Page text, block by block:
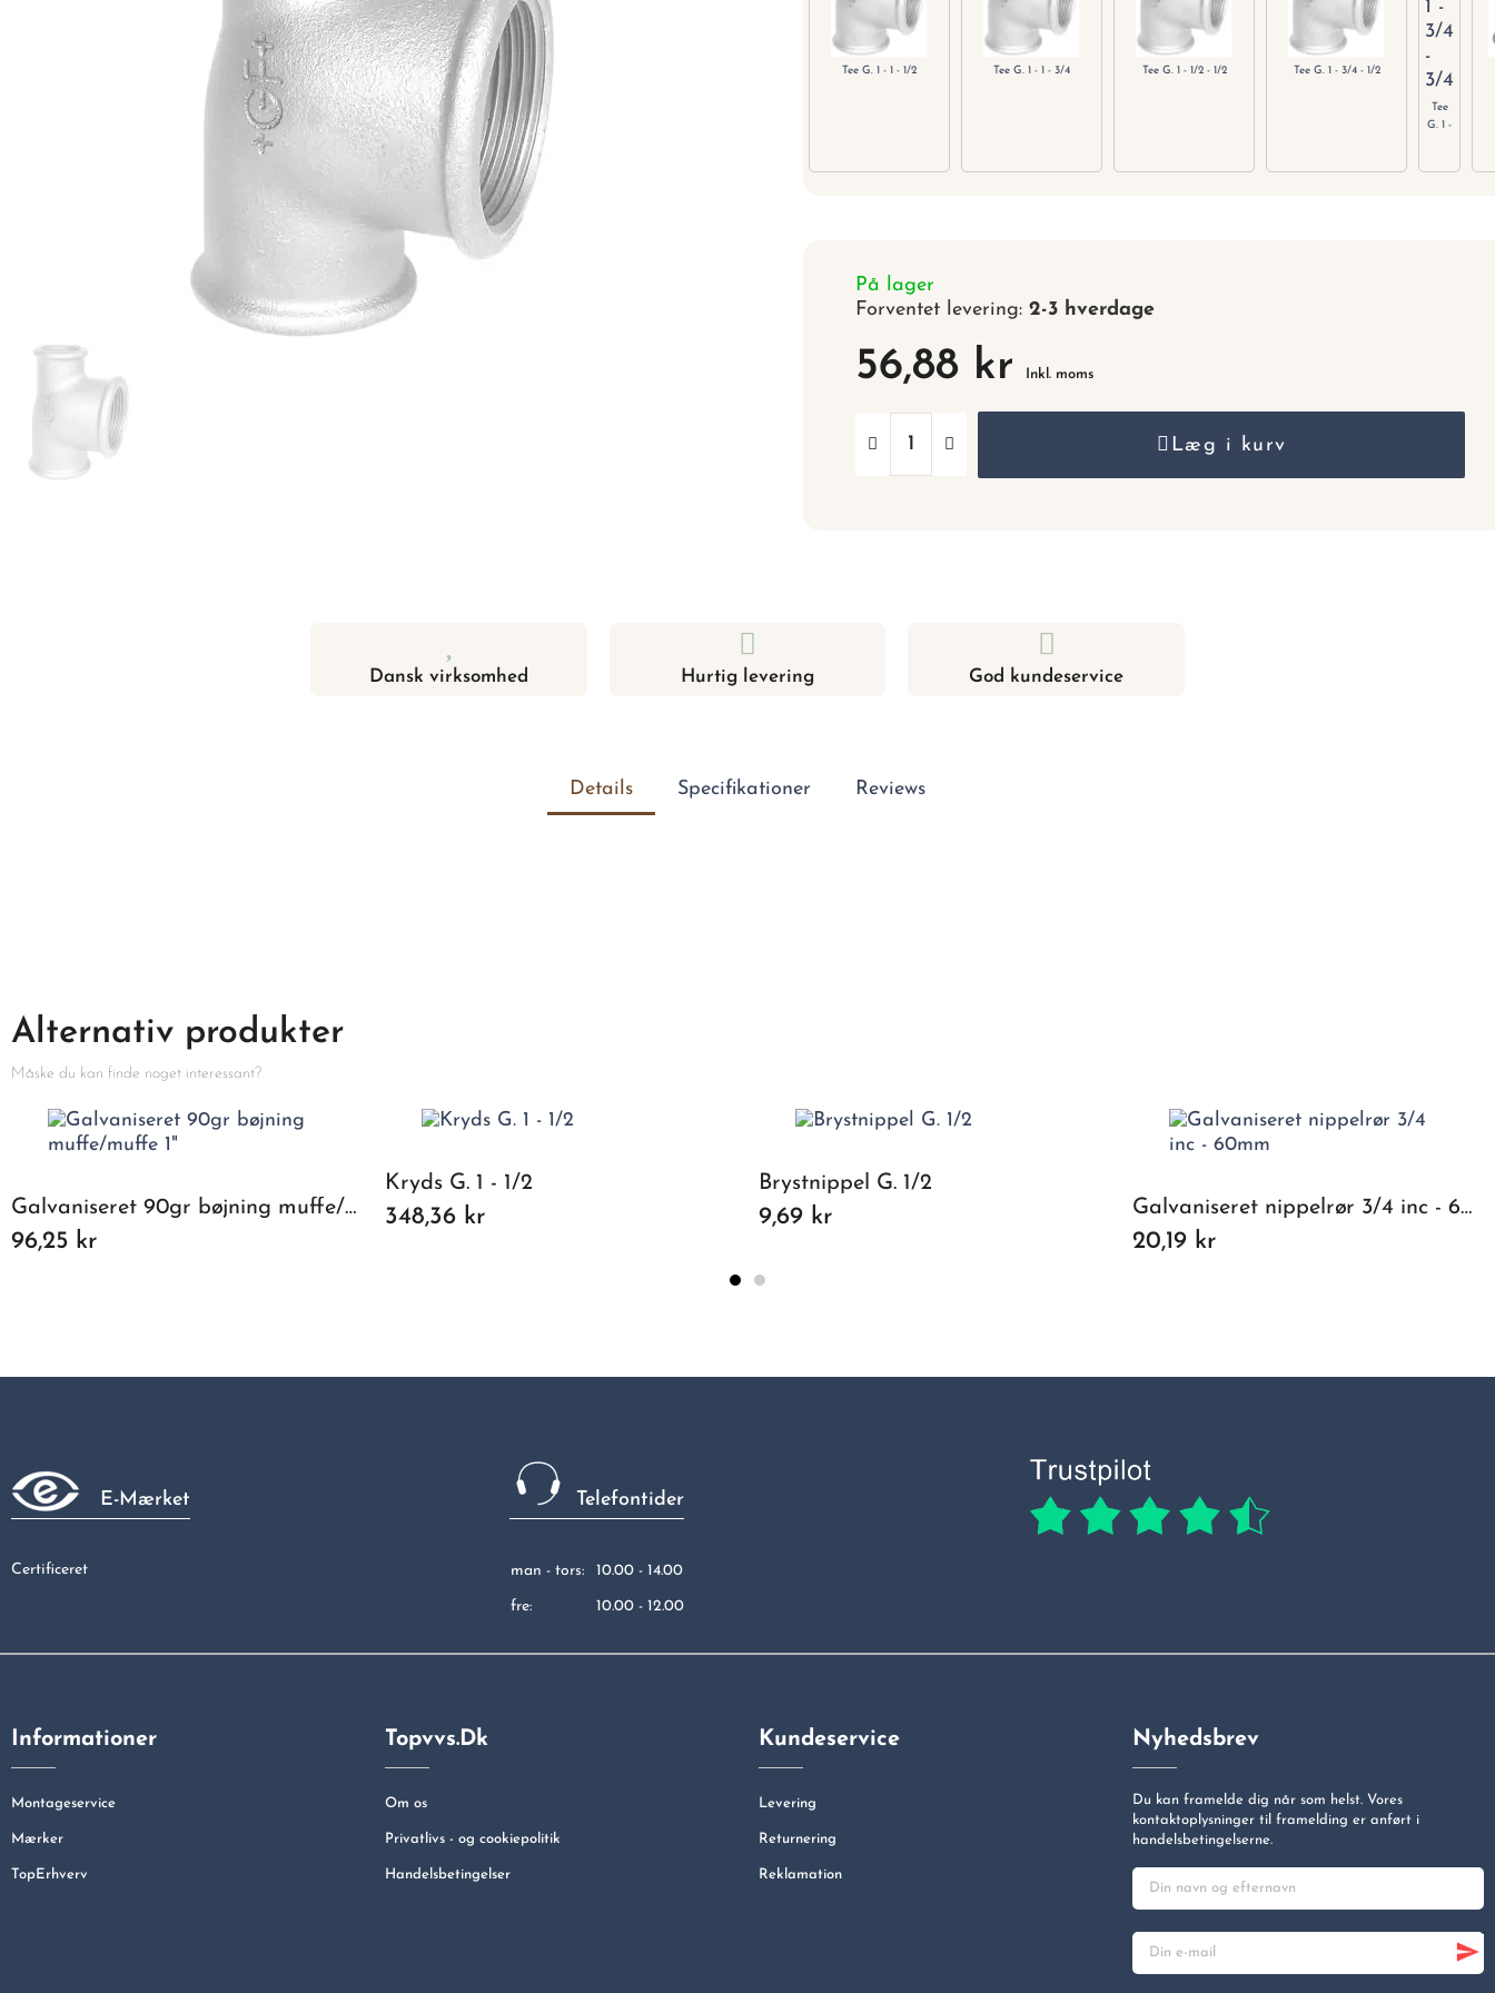
nummer.
Tee G. 1 - 1 - 1/2 Tee G. 1 - 1 - 3/4 Tee G. 1 - 1/2 - 1/2 Tee G. 1 - 3/4 - 1/2
Tee
G. 1 -
På lager
Forventet levering:2-3 hverdage
56,88 kr Inkl. moms
Læg i kurv
Dansk virksomhed Hurtig levering God kundeservice
Details Specifikationer Reviews
Alternativ produkter
Måske du kan finde noget interessant?
Galvaniseret 90gr bøjning muffe/muffe 1"
96,25 kr
Kryds G. 1 - 1/2
348,36 kr
Brystnippel G. 1/2
9,69 kr Galvaniseret nippelrør 3/4 inc - 60mm
20,19 kr
E-Mærket
Certificeret
Telefontider
man - tors: 10.00 - 14.00
fre: 10.00 - 12.00
Informationer
Montageservice
Mærker
TopErhverv
Topvvs.dk
Om os
Privatlivs - og cookiepolitik
Handelsbetingelser
Kundeservice
Levering
Returnering
Reklamation
Nyhedsbrev
Du kan framelde dig når som helst. Vores
kontaktoplysninger til framelding er anført i
handelsbetingelserne.